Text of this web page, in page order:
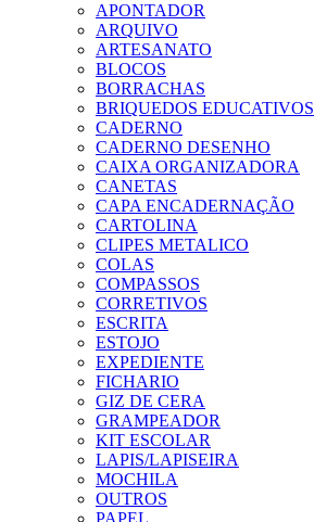
APONTADOR
ARQUIVO
ARTESANATO
BLOCOS
BORRACHAS
BRIQUEDOS EDUCATIVOS
CADERNO
CADERNO DESENHO
CAIXA ORGANIZADORA
CANETAS
CAPA ENCADERNAÇÃO
CARTOLINA
CLIPES METALICO
COLAS
COMPASSOS
CORRETIVOS
ESCRITA
ESTOJO
EXPEDIENTE
FICHARIO
GIZ DE CERA
GRAMPEADOR
KIT ESCOLAR
LAPIS/LAPISEIRA
MOCHILA
OUTROS
PAPEL